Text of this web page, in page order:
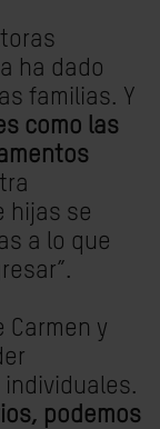
ha dado
familias. Y
como las
hijas se
a lo que
y
podemos